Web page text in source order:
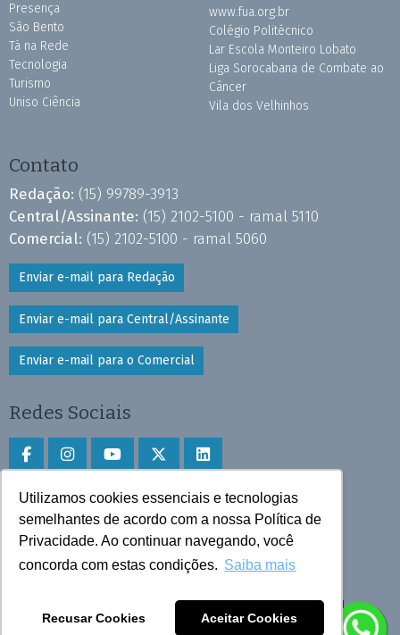
Utilizamos cookies essenciais e tecnologias
semelhantes de acordo com a nossa Política de
Privacidade. Ao continuar navegando, você
concorda com estas condições. Saiba mais
Recusar Cookies Aceitar Cookies
Presença
São Bento
Tá na Rede
Tecnologia
Turismo
Uniso Ciência
www.fua.org.br
Colégio Politécnico
Lar Escola Monteiro Lobato
Liga Sorocabana de Combate ao
Câncer
Vila dos Velhinhos
Contato
Redação: (15) 99789-3913
Central/Assinante: (15) 2102-5100 - ramal 5110
Comercial: (15) 2102-5100 - ramal 5060
Enviar e-mail para Redação
Enviar e-mail para Central/Assinante
Enviar e-mail para o Comercial
Redes Sociais
Faça download do aplicativo
Play Store e App Store
Todos os direitos reservados © 2025 Cruzeiro do Sul